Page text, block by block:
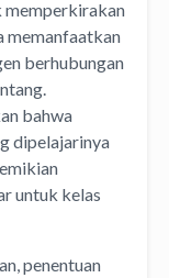
memperkirakan
memanfaatkan
berhubungan
bahwa
dipelajarinya
untuk kelas
penentuan